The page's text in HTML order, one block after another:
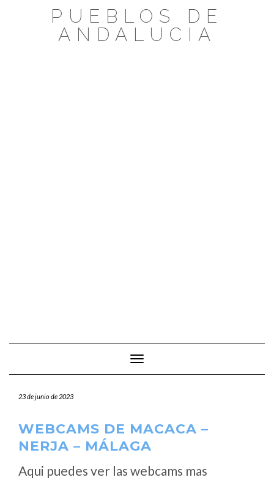
PUEBLOS DE
ANDALUCIA
Cambiar modo de navegación
23 de junio de 2023
WEBCAMS DE MACACA –
NERJA – MÁLAGA
Aqui puedes ver las webcams mas